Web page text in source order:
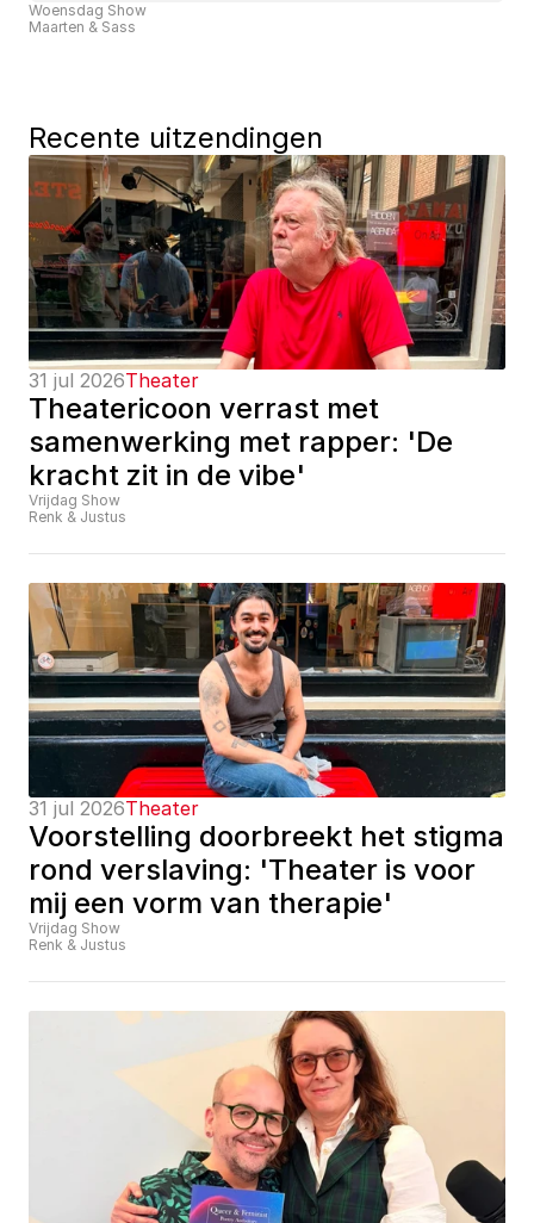
Woensdag Show
Maarten & Sass
Recente uitzendingen
31 jul 2026Theater
Theatericoon verrast met
samenwerking met rapper: 'De
kracht zit in de vibe'
Vrijdag Show
Renk & Justus
31 jul 2026Theater
Voorstelling doorbreekt het stigma
rond verslaving: 'Theater is voor
mij een vorm van therapie'
Vrijdag Show
Renk & Justus